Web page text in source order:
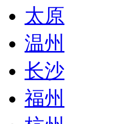
太原
温州
长沙
福州